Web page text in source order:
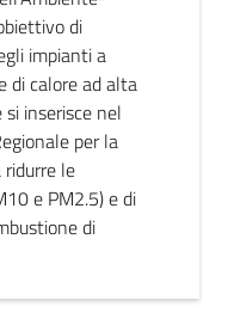
di
impianti a
di calore ad alta
inserisce nel
per la
ridurre le
e PM2.5) e di
di